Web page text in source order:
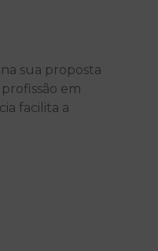
sua proposta
em
facilita a